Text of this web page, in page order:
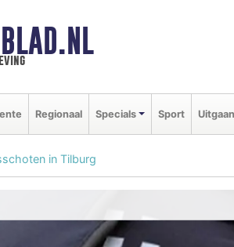
Regionaal Specials Sport Uitgaan
in Tilburg